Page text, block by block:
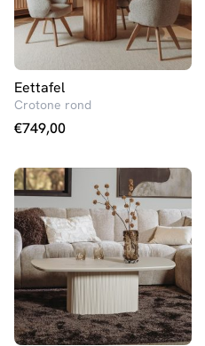
Eettafel
Crotone rond
€749,00